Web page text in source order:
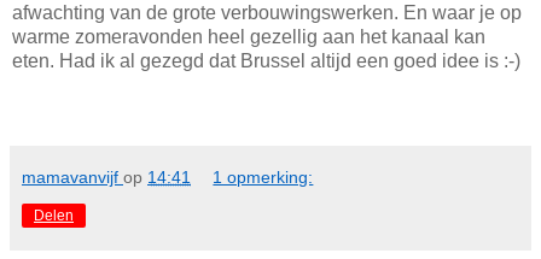
afwachting van de grote verbouwingswerken. En waar je op
warme zomeravonden heel gezellig aan het kanaal kan
eten. Had ik al gezegd dat Brussel altijd een goed idee is :-)
mamavanvijf op 14:41 1 opmerking:
Delen